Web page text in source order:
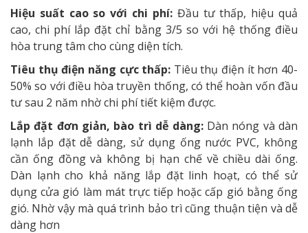
Hiệu suất cao so với chi phí: Đầu tư thấp, hiệu quả
cao, chi phí lắp đặt chỉ bằng 3/5 so với hệ thống điều
hòa trung tâm cho cùng diện tích.
Tiêu thụ điện năng cực thấp: Tiêu thụ điện ít hơn 40-
50% so với điều hòa truyền thống, có thể hoàn vốn đầu
tư sau 2 năm nhờ chi phí tiết kiệm được.
Lắp đặt đơn giản, bào trì dễ dàng: Dàn nóng và dàn
lạnh lắp đặt dễ dàng, sử dụng ống nước PVC, không
cần ống đồng và không bị hạn chế về chiều dài ống.
Dàn lạnh cho khả năng lắp đặt linh hoạt, có thể sử
dụng cửa gió làm mát trực tiếp hoặc cấp gió bằng ống
gió. Nhờ vậy mà quá trình bảo trì cũng thuận tiện và dễ
dàng hơn